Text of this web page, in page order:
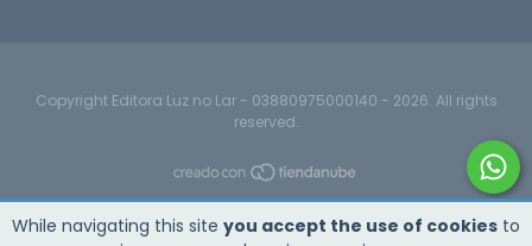
While navigating this site you accept the use of cookies to
Copyright Editora Luz no Lar - 03880975000140 - 2026. All rights
reserved.